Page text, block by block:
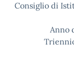
Consiglio di
Anno